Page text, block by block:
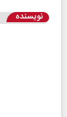
نویسنده